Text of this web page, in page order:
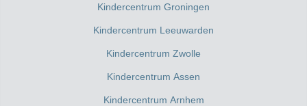
Kindercentrum Groningen
Kindercentrum Leeuwarden
Kindercentrum Zwolle
Kindercentrum Assen
Kindercentrum Arnhem